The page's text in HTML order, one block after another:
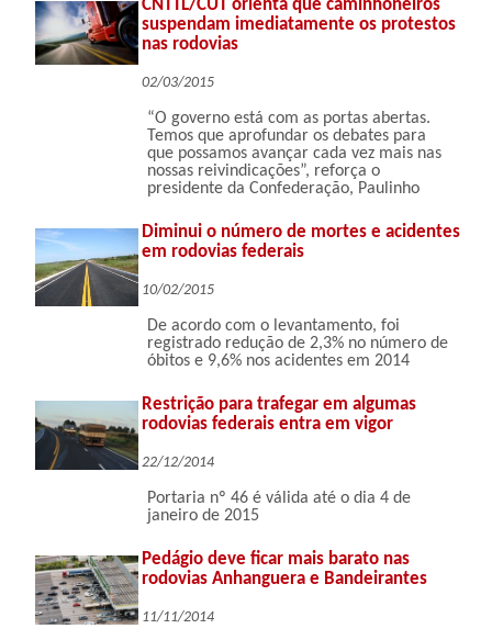
CNTTL/CUT orienta que caminhoneiros
suspendam imediatamente os protestos
nas rodovias
02/03/2015
“O governo está com as portas abertas.
Temos que aprofundar os debates para
que possamos avançar cada vez mais nas
nossas reivindicações”, reforça o
presidente da Confederação, Paulinho
Diminui o número de mortes e acidentes
em rodovias federais
10/02/2015
De acordo com o levantamento, foi
registrado redução de 2,3% no número de
óbitos e 9,6% nos acidentes em 2014
Restrição para trafegar em algumas
rodovias federais entra em vigor
22/12/2014
Portaria nº 46 é válida até o dia 4 de
janeiro de 2015
Pedágio deve ficar mais barato nas
rodovias Anhanguera e Bandeirantes
11/11/2014